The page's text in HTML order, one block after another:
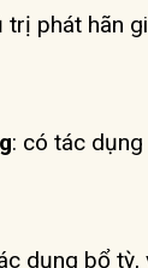
trị phát hãn
: có tác dụng
dụng bổ tỳ,